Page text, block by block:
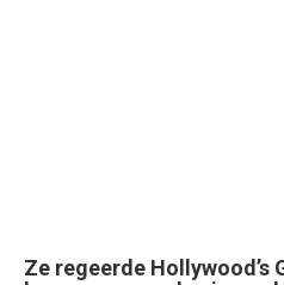
Ze regeerde Hollywood’s